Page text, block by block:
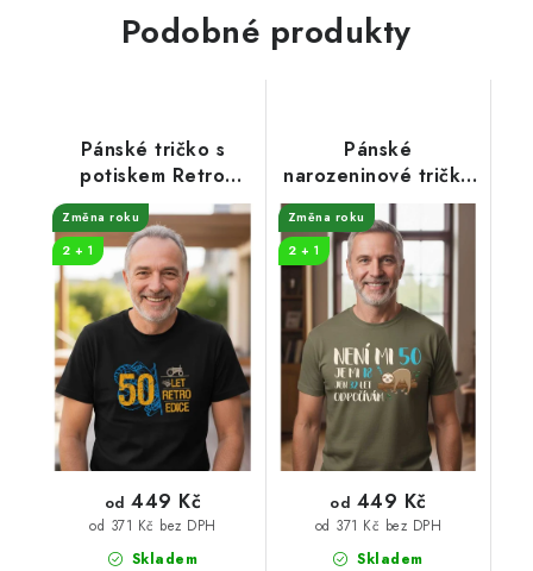
Podobné produkty
Pánské tričko s
potiskem Retro
edice traktor
Změna roku
2 + 1
Skladem
od 371 Kč bez DPH
od 449 Kč
Pánské
narozeninové tričko
32 let odpočívám
Změna roku
2 + 1
Skladem
od 371 Kč bez DPH
od 449 Kč